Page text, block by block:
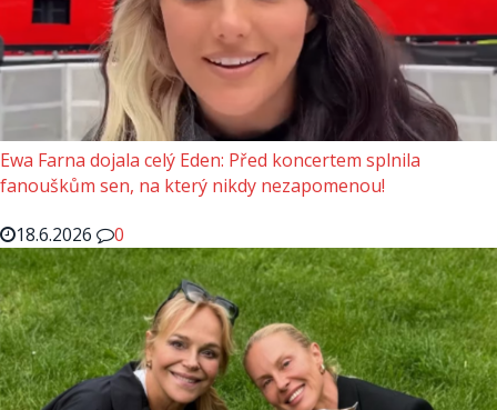
Ewa Farna dojala celý Eden: Před koncertem splnila
fanouškům sen, na který nikdy nezapomenou!
18.6.2026
0